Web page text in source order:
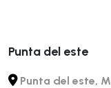
Punta del este
Punta del este,